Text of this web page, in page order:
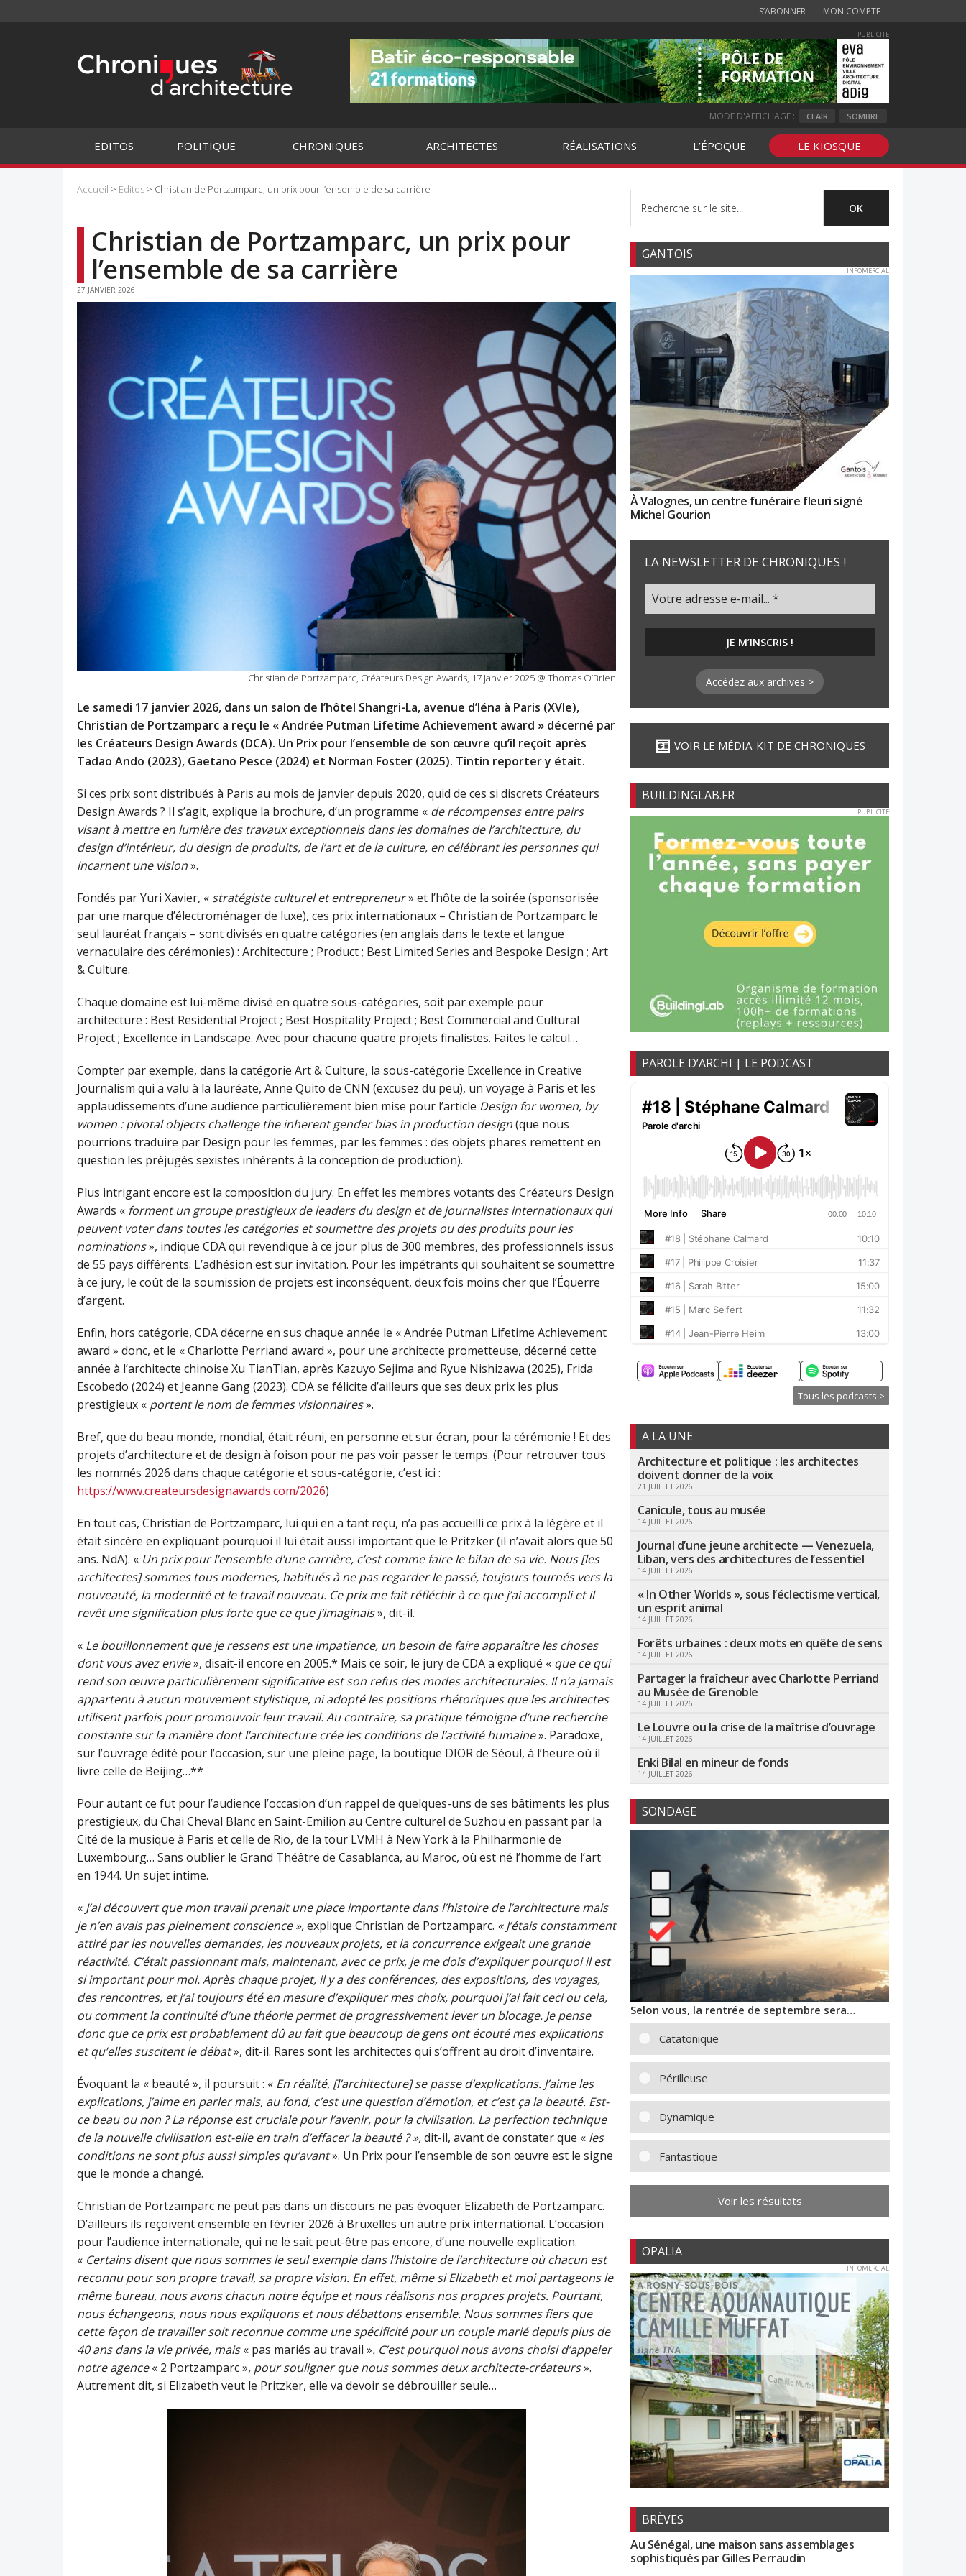
S’ABONNER MON COMPTE
PUBLICITE
MODE D'AFFICHAGE : CLAIR SOMBRE
EDITOS POLITIQUE CHRONIQUES ARCHITECTES RÉALISATIONS L’ÉPOQUE LE KIOSQUE
Accueil > Editos > Christian de Portzamparc, un prix pour l’ensemble de sa carrière
Christian de Portzamparc, un prix pour
l’ensemble de sa carrière
27 JANVIER 2026
Christian de Portzamparc, Créateurs Design Awards, 17 janvier 2025 @ Thomas O’Brien
Le samedi 17 janvier 2026, dans un salon de l’hôtel Shangri-La, avenue d’Iéna à Paris (XVIe),
Christian de Portzamparc a reçu le « Andrée Putman Lifetime Achievement award » décerné par
les Créateurs Design Awards (DCA). Un Prix pour l’ensemble de son œuvre qu’il reçoit après
Tadao Ando (2023), Gaetano Pesce (2024) et Norman Foster (2025). Tintin reporter y était.
Si ces prix sont distribués à Paris au mois de janvier depuis 2020, quid de ces si discrets Créateurs
Design Awards ? Il s’agit, explique la brochure, d’un programme « de récompenses entre pairs
visant à mettre en lumière des travaux exceptionnels dans les domaines de l’architecture, du
design d’intérieur, du design de produits, de l’art et de la culture, en célébrant les personnes qui
incarnent une vision».
Fondés par Yuri Xavier, « stratégiste culturel et entrepreneur» et l’hôte de la soirée (sponsorisée
par une marque d’électroménager de luxe), ces prix internationaux – Christian de Portzamparc le
seul lauréat français – sont divisés en quatre catégories (en anglais dans le texte et langue
vernaculaire des cérémonies) : Architecture ; Product ; Best Limited Series and Bespoke Design ; Art
& Culture.
Chaque domaine est lui-même divisé en quatre sous-catégories, soit par exemple pour
architecture : Best Residential Project ; Best Hospitality Project ; Best Commercial and Cultural
Project ; Excellence in Landscape. Avec pour chacune quatre projets finalistes. Faites le calcul…
Compter par exemple, dans la catégorie Art & Culture, la sous-catégorie Excellence in Creative
Journalism qui a valu à la lauréate, Anne Quito de CNN (excusez du peu), un voyage à Paris et les
applaudissements d’une audience particulièrement bien mise pour l’article Design for women, by
women : pivotal objects challenge the inherent gender bias in production design(que nous
pourrions traduire par Design pour les femmes, par les femmes : des objets phares remettent en
question les préjugés sexistes inhérents à la conception de production).
Plus intrigant encore est la composition du jury. En effet les membres votants des Créateurs Design
Awards « forment un groupe prestigieux de leaders du design et de journalistes internationaux qui
peuvent voter dans toutes les catégories et soumettre des projets ou des produits pour les
nominations», indique CDA qui revendique à ce jour plus de 300 membres, des professionnels issus
de 55 pays différents. L’adhésion est sur invitation. Pour les impétrants qui souhaitent se soumettre
à ce jury, le coût de la soumission de projets est inconséquent, deux fois moins cher que l’Équerre
d’argent.
Enfin, hors catégorie, CDA décerne en sus chaque année le « Andrée Putman Lifetime Achievement
award » donc, et le « Charlotte Perriand award », pour une architecte prometteuse, décerné cette
année à l’architecte chinoise Xu TianTian, après Kazuyo Sejima and Ryue Nishizawa (2025), Frida
Escobedo (2024) et Jeanne Gang (2023). CDA se félicite d’ailleurs que ses deux prix les plus
prestigieux « portent le nom de femmes visionnaires».
Bref, que du beau monde, mondial, était réuni, en personne et sur écran, pour la cérémonie ! Et des
projets d’architecture et de design à foison pour ne pas voir passer le temps. (Pour retrouver tous
les nommés 2026 dans chaque catégorie et sous-catégorie, c’est ici :
https://www.createursdesignawards.com/2026)
En tout cas, Christian de Portzamparc, lui qui en a tant reçu, n’a pas accueilli ce prix à la légère et il
était sincère en expliquant pourquoi il lui était aussi important que le Pritzker (il n’avait alors que 50
ans. NdA). « Un prix pour l’ensemble d’une carrière, c’est comme faire le bilan de sa vie. Nous [les
architectes] sommes tous modernes, habitués à ne pas regarder le passé, toujours tournés vers la
nouveauté, la modernité et le travail nouveau. Ce prix me fait réfléchir à ce que j’ai accompli et il
revêt une signification plus forte que ce que j’imaginais», dit-il.
« Le bouillonnement que je ressens est une impatience, un besoin de faire apparaître les choses
dont vous avez envie», disait-il encore en 2005.* Mais ce soir, le jury de CDA a expliqué « que ce qui
rend son œuvre particulièrement significative est son refus des modes architecturales. Il n’a jamais
appartenu à aucun mouvement stylistique, ni adopté les positions rhétoriques que les architectes
utilisent parfois pour promouvoir leur travail. Au contraire, sa pratique témoigne d’une recherche
constante sur la manière dont l’architecture crée les conditions de l’activité humaine». Paradoxe,
sur l’ouvrage édité pour l’occasion, sur une pleine page, la boutique DIOR de Séoul, à l’heure où il
livre celle de Beijing…**
Pour autant ce fut pour l’audience l’occasion d’un rappel de quelques-uns de ses bâtiments les plus
prestigieux, du Chai Cheval Blanc en Saint-Emilion au Centre culturel de Suzhou en passant par la
Cité de la musique à Paris et celle de Rio, de la tour LVMH à New York à la Philharmonie de
Luxembourg… Sans oublier le Grand Théâtre de Casablanca, au Maroc, où est né l’homme de l’art
en 1944. Un sujet intime.
« J’ai découvert que mon travail prenait une place importante dans l’histoire de l’architecture mais
je n’en avais pas pleinement conscience »,explique Christian de Portzamparc. « J’étais constamment
attiré par les nouvelles demandes, les nouveaux projets, et la concurrence exigeait une grande
réactivité. C’était passionnant mais, maintenant, avec ce prix, je me dois d’expliquer pourquoi il est
si important pour moi. Après chaque projet, il y a des conférences, des expositions, des voyages,
des rencontres, et j’ai toujours été en mesure d’expliquer mes choix, pourquoi j’ai fait ceci ou cela,
ou comment la continuité d’une théorie permet de progressivement lever un blocage. Je pense
donc que ce prix est probablement dû au fait que beaucoup de gens ont écouté mes explications
et qu’elles suscitent le débat», dit-il. Rares sont les architectes qui s’offrent au droit d’inventaire.
Évoquant la « beauté », il poursuit : « En réalité, [l’architecture] se passe d’explications. J’aime les
explications, j’aime en parler mais, au fond, c’est une question d’émotion, et c’est ça la beauté. Est-
ce beau ou non ? La réponse est cruciale pour l’avenir, pour la civilisation. La perfection technique
de la nouvelle civilisation est-elle en train d’effacer la beauté ? »,dit-il, avant de constater que « les
conditions ne sont plus aussi simples qu’avant». Un Prix pour l’ensemble de son œuvre est le signe
que le monde a changé.
Christian de Portzamparc ne peut pas dans un discours ne pas évoquer Elizabeth de Portzamparc.
D’ailleurs ils reçoivent ensemble en février 2026 à Bruxelles un autre prix international. L’occasion
pour l’audience internationale, qui ne le sait peut-être pas encore, d’une nouvelle explication.
« Certains disent que nous sommes le seul exemple dans l’histoire de l’architecture où chacun est
reconnu pour son propre travail, sa propre vision. En effet, même siElizabeth et moi partageons le
même bureau, nous avons chacun notre équipe et nous réalisons nos propres projets. Pourtant,
nous échangeons, nous nous expliquons et nous débattons ensemble. Nous sommes fiers que
cette façon de travailler soit reconnue comme une spécificité pour un couple marié depuis plus de
40 ans dans la vie privée, mais« pas mariés au travail ». C’est pourquoi nous avons choisi d’appeler
notre agence« 2 Portzamparc », pour souligner que nous sommes deux architecte-créateurs».
Autrement dit, si Elizabeth veut le Pritzker, elle va devoir se débrouiller seule…
GANTOIS
INFOMERCIAL
À Valognes, un centre funéraire fleuri signé
Michel Gourion
LA NEWSLETTER DE CHRONIQUES !
Accédez aux archives >
VOIR LE MÉDIA-KIT DE CHRONIQUES
BUILDINGLAB.FR
PUBLICITE
PAROLE D’ARCHI | LE PODCAST
Tous les podcasts >
A LA UNE
Architecture et politique : les architectes
doivent donner de la voix
21 JUILLET 2026
Canicule, tous au musée
14 JUILLET 2026
Journal d’une jeune architecte — Venezuela,
Liban, vers des architectures de l’essentiel
14 JUILLET 2026
« In Other Worlds », sous l’éclectisme vertical,
un esprit animal
14 JUILLET 2026
Forêts urbaines : deux mots en quête de sens
14 JUILLET 2026
Partager la fraîcheur avec Charlotte Perriand
au Musée de Grenoble
14 JUILLET 2026
Le Louvre ou la crise de la maîtrise d’ouvrage
14 JUILLET 2026
Enki Bilal en mineur de fonds
14 JUILLET 2026
SONDAGE
Selon vous, la rentrée de septembre sera…
Catatonique
Périlleuse
Dynamique
Fantastique
Voir les résultats
OPALIA
INFOMERCIAL
BRÈVES
Au Sénégal, une maison sans assemblages
sophistiqués par Gilles Perraudin